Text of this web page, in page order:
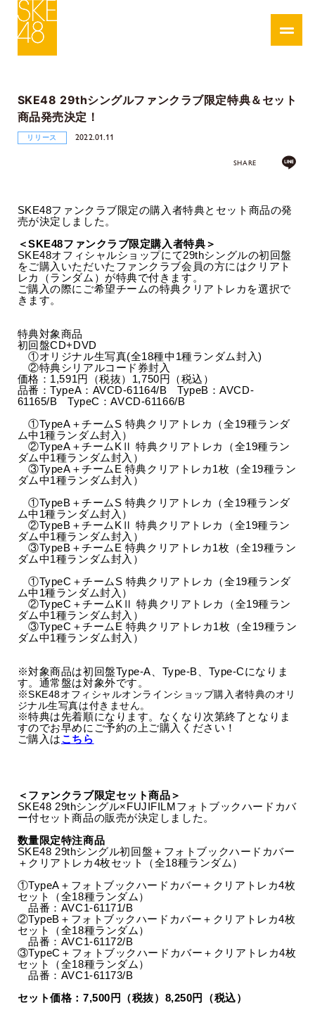
SKE48 29thシングルファンクラブ限定特典＆セット
商品発売決定！
リリース 2022.01.11
SHARE
SKE48ファンクラブ限定の購入者特典とセット商品の発
売が決定しました。
＜SKE48ファンクラブ限定購入者特典＞
SKE48オフィシャルショップにて29thシングルの初回盤
をご購入いただいたファンクラブ会員の方にはクリアト
レカ（ランダム）が特典で付きます。
ご購入の際にご希望チームの特典クリアトレカを選択で
きます。
特典対象商品
初回盤CD+DVD
①オリジナル生写真(全18種中1種ランダム封入)
②特典シリアルコード券封入
価格：1,591円（税抜）1,750円（税込）
品番：TypeA：AVCD-61164/B TypeB：AVCD-
61165/B TypeC：AVCD-61166/B
①TypeA＋チームS 特典クリアトレカ（全19種ランダ
ム中1種ランダム封入）
②TypeA＋チームKⅡ 特典クリアトレカ（全19種ラン
ダム中1種ランダム封入）
③TypeA＋チームE 特典クリアトレカ1枚（全19種ラン
ダム中1種ランダム封入）
①TypeB＋チームS 特典クリアトレカ（全19種ランダ
ム中1種ランダム封入）
②TypeB＋チームKⅡ 特典クリアトレカ（全19種ラン
ダム中1種ランダム封入）
③TypeB＋チームE 特典クリアトレカ1枚（全19種ラン
ダム中1種ランダム封入）
①TypeC＋チームS 特典クリアトレカ（全19種ランダ
ム中1種ランダム封入）
②TypeC＋チームKⅡ 特典クリアトレカ（全19種ラン
ダム中1種ランダム封入）
③TypeC＋チームE 特典クリアトレカ1枚（全19種ラン
ダム中1種ランダム封入）
※対象商品は初回盤Type-A、Type-B、Type-Cになりま
す。通常盤は対象外です。
※SKE48オフィシャルオンラインショップ購入者特典のオリ
ジナル生写真は付きません。
※特典は先着順になります。なくなり次第終了となりま
すのでお早めにご予約の上ご購入ください！
ご購入はこちら
＜ファンクラブ限定セット商品＞
SKE48 29thシングル×FUJIFILMフォトブックハードカバ
ー付セット商品の販売が決定しました。
数量限定特注商品
SKE48 29thシングル初回盤＋フォトブックハードカバー
＋クリアトレカ4枚セット（全18種ランダム）
①TypeA＋フォトブックハードカバー＋クリアトレカ4枚
セット（全18種ランダム）
品番：AVC1-61171/B
②TypeB＋フォトブックハードカバー＋クリアトレカ4枚
セット（全18種ランダム）
品番：AVC1-61172/B
③TypeC＋フォトブックハードカバー＋クリアトレカ4枚
セット（全18種ランダム）
品番：AVC1-61173/B
セット価格：7,500円（税抜）8,250円（税込）